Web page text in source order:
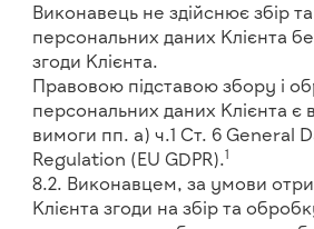
Виконавець не здійснює збір
персональних даних Клієнта
згоди Клієнта.
Правовою підставою збору і
персональних даних Клієнта є
вимоги пп. а) ч.1 Ст. 6 General
Regulation (EU GDPR).1
8.2. Виконавцем, за умови
Клієнта згоди на збір та